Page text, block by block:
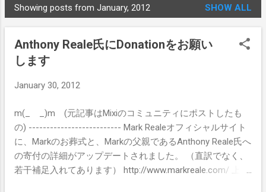
P
o
Showing posts from January, 2012 SHOW ALL
Anthony Reale氏にDonationをお願い
します
January 30, 2012
m(_ _)m (元記事はMixiのコミュニティにポストしたも
の) -------------------------- Mark Realeオフィシャルサイト
に、Markのお葬式と、Markの父親であるAnthony Reale氏へ
の寄付の詳細がアップデートされました。 （直訳でなく、
若干補足入れてあります） http://www.markreale.com/ 上記